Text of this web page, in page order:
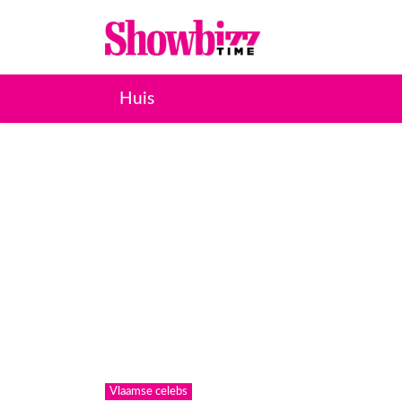
Huis
Vlaamse celebs